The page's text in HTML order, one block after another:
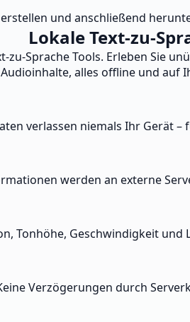
und anschließend
Lokale Text-zu-
zu-Sprache Tools. Erleben Sie
Audioinhalte, alles offline und auf
verlassen niemals Ihr Gerät –
werden an externe
Tonhöhe, Geschwindigkeit
Verzögerungen durch